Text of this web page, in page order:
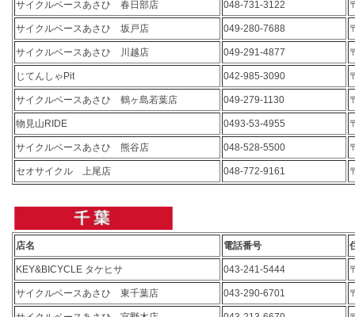
サイクルベースあさひ 春日部店 048-731-3122
サイクルベースあさひ 坂戸店 049-280-7688
サイクルベースあさひ 川越店 049-291-4877
じてんしゃPit 042-985-3090
サイクルベースあさひ 鶴ヶ島若葉店 049-279-1130
物見山RIDE 0493-53-4955
サイクルベースあさひ 熊谷店 048-528-5500
セオサイクル 上尾店 048-772-9161
店名 電話番号
KEY&BICYCLE タケヒサ 043-241-5444
サイクルベースあさひ 東千葉店 043-290-6701